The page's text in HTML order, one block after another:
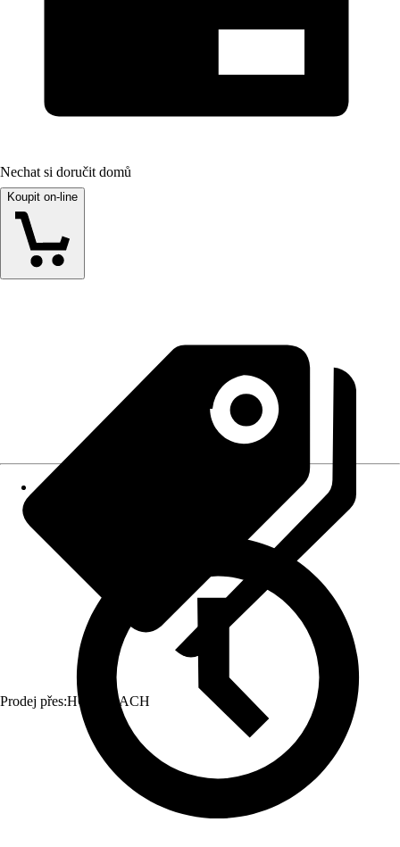
Nechat si doručit domů
Koupit on-line
Prodej přes:HORNBACH